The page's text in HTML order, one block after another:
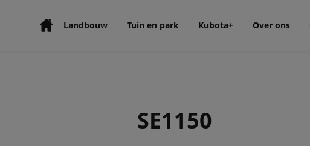
Landbouw Tuin en park Kubota+ Over ons
SE1150